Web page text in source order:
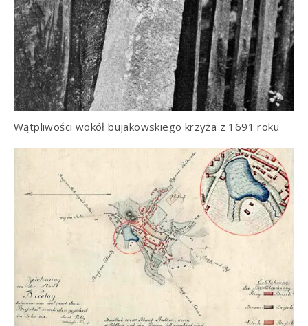
Wątpliwości wokół bujakowskiego krzyża z 1691 roku